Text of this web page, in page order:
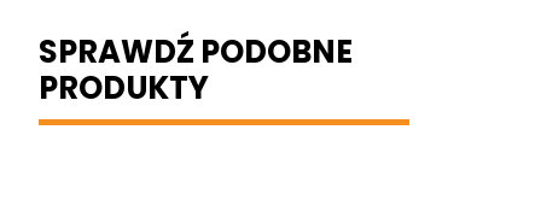
SPRAWDŹ PODOBNE
PRODUKTY